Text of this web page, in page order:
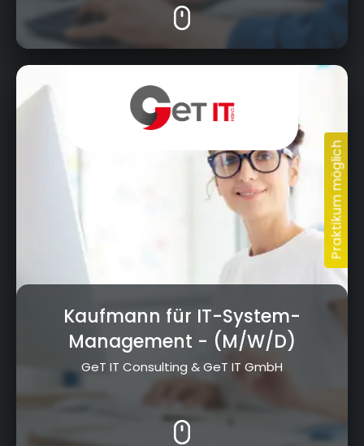
Aufeld 1, 95326 Kulmbach
Kaufmann für IT-System-
Management - (M/W/D)
GeT IT Consulting & GeT IT GmbH